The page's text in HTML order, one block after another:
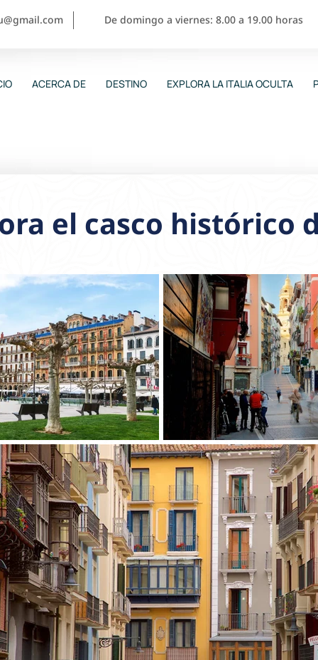
De domingo a viernes: 8.00 a 19.00 horas
ACERCA DE DESTINO EXPLORA LA ITALIA OCULTA
el casco histórico